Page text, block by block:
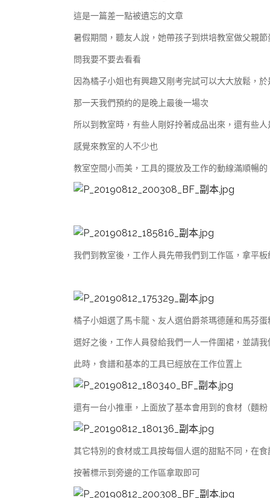
這是一篇差一點被遺忘的文章
暑假期間， 聽友人說，她帶孩子到烘培教室做父親
問我要不要去看看
因為橘子小姐也有興趣又剛考完試可以大大放鬆，
那一天我們預約的是晚上最後一場次
所以到教室時，有些人剛好拎著成品出來，還有些
感覺來教室的人不少也
教室空間小而美，工具的擺放及工作的動線滿順暢的
我們到教室後，工作人員先帶我們到工作區，拿平
橘子小姐選了馬卡龍、友人選伯爵茶瑪德蓮和馬芬蛋
選好之後，工作人員發給我們一人一件圍裙，並請
此時，食譜和基本的工具已經放在工作位置上
還有一台小推車，上面放了基本會用到的食材（麵
其它特別的食材或工具按每個人選的甜點不同，在
按著標示到旁邊的工作區拿取即可